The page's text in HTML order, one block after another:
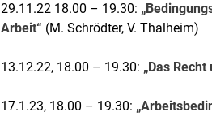
29.11.22 18.00 – 19.30:
Arbeit“ (M. Schrödter, V. Thalheim)
13.12.22, 18.00 – 19.30: „Das
17.1.23, 18.00 – 19.30: